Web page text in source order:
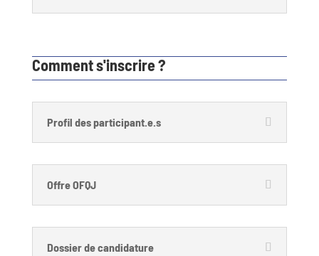
Comment s'inscrire ?
Profil des participant.e.s
Offre OFQJ
Dossier de candidature